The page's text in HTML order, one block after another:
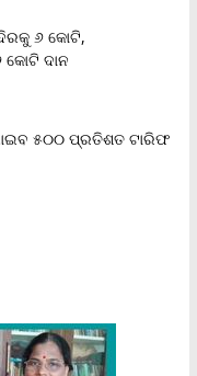
୬ କୋଟି,
କୋଟି ଦାନ
୫୦୦ ପ୍ରତିଶତ ଟାରିଫ